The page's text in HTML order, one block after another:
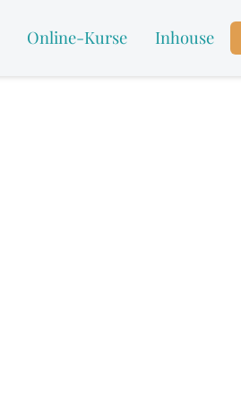
Online-Kurse Inhouse